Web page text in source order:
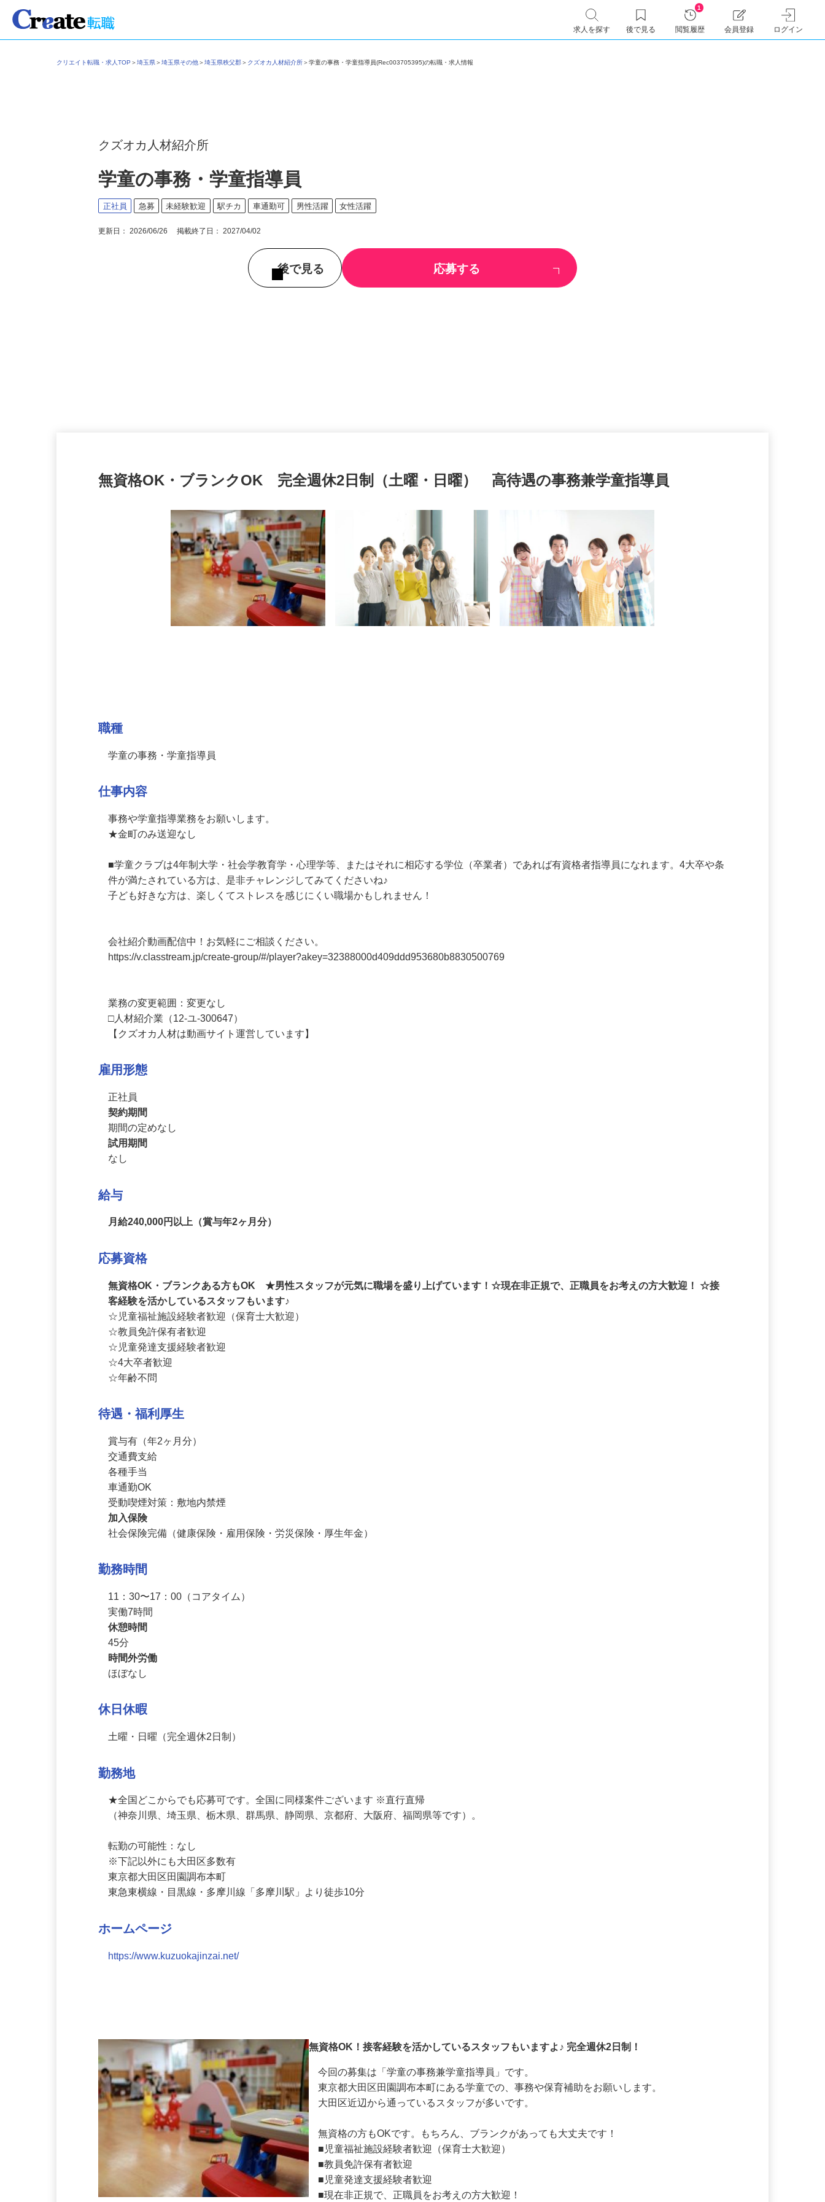
求人を探す 後で見る
1
閲覧履歴 会員登録 ログイン
クリエイト転職・求人TOP＞埼玉県＞埼玉県その他＞埼玉県秩父郡＞クズオカ人材紹介所＞学童の事務・学童指導員(Rec003705395)の転職・求人情報
クズオカ人材紹介所
学童の事務・学童指導員
正社員 急募 未経験歓迎 駅チカ 車通勤可 男性活躍 女性活躍
更新日： 2026/06/26 掲載終了日： 2027/04/02
後で見る 応募する
無資格OK・ブランクOK 完全週休2日制（土曜・日曜） 高待遇の事務兼学童指導員
事務や学童指導業務をお願いします。
■学童クラブは4年制大学・社会学教育学・心理学等、またはそれに相応する学位（卒業者）であれば有資格者指導員になれます。4大卒や条
件が満たされている方は、是非チャレンジしてみてくださいね♪
会社紹介動画配信中！お気軽にご相談ください。
業務の変更範囲：変更なし
□人材紹介業（12-ユ-300647）
正社員
契約期間
期間の定めなし
試用期間
給与
応募資格
無資格OK・ブランクある方もOK ★男性スタッフが元気に職場を盛り上げています！☆現在非正規で、正職員をお考えの方大歓迎！ ☆接
客経験を活かしているスタッフもいます♪
☆児童福祉施設経験者歓迎（保育士大歓迎）
☆教員免許保有者歓迎
☆児童発達支援経験者歓迎
☆4大卒者歓迎
待遇・福利厚生
賞与有（年2ヶ月分）
交通費支給
各種手当
車通勤OK
受動喫煙対策：敷地内禁煙
勤務時間
11：30〜17：00（コアタイム）
実働7時間
休憩時間
45分
ほぼなし
休日休暇
土曜・日曜（完全週休2日制）
勤務地
（神奈川県、埼玉県、栃木県、群馬県、静岡県、京都府、大阪府、福岡県等です）。
転勤の可能性：なし
※下記以外にも大田区多数有
東急東横線・目黒線・多摩川線「多摩川駅」より徒歩10分
ホームページ
無資格OK！接客経験を活かしているスタッフもいますよ♪ 完全週休2日制！
今回の募集は「学童の事務兼学童指導員」です。
大田区近辺から通っているスタッフが多いです。
無資格の方もOKです。もちろん、ブランクがあっても大丈夫です！
■児童福祉施設経験者歓迎（保育士大歓迎）
■教員免許保有者歓迎